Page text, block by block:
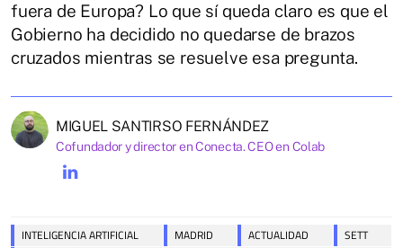
fuera de Europa? Lo que sí queda claro es que el
Gobierno ha decidido no quedarse de brazos
cruzados mientras se resuelve esa pregunta.
MIGUEL SANTIRSO FERNÁNDEZ
Cofundador y director en Conecta. CEO en Colab
INTELIGENCIA ARTIFICIAL MADRID ACTUALIDAD
SETT